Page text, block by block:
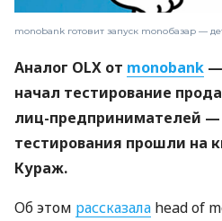
monobank готовит запуск monoбазар —
Аналог OLX от monobank —
начал тестирование
лиц-предпринимателей —
тестирования прошли на
Кураж.
Об этом рассказала head of